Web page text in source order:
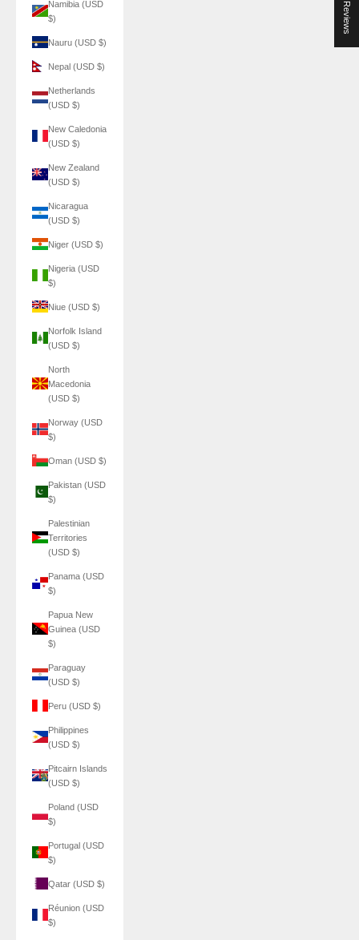
Namibia (USD
$)
Nauru (USD $)
Nepal (USD $)
Netherlands
(USD $)
New Caledonia
(USD $)
New Zealand
(USD $)
Nicaragua
(USD $)
Niger (USD $)
Nigeria (USD
$)
Niue (USD $)
Norfolk Island
(USD $)
North
Macedonia
(USD $)
Norway (USD
$)
Oman (USD $)
Pakistan (USD
$)
Palestinian
Territories
(USD $)
Panama (USD
$)
Papua New
Guinea (USD
$)
Paraguay
(USD $)
Peru (USD $)
Philippines
(USD $)
Pitcairn Islands
(USD $)
Poland (USD
$)
Portugal (USD
$)
Qatar (USD $)
Réunion (USD
$)
★ Reviews